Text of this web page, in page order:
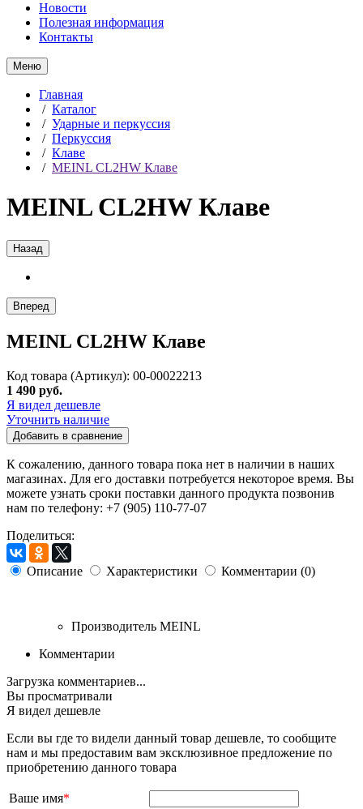
Новости
Полезная информация
Контакты
Меню
Главная
/ Каталог
/ Ударные и перкуссия
/ Перкуссия
/ Клаве
/ MEINL CL2HW Клаве
MEINL CL2HW Клаве
Назад
Вперед
MEINL CL2HW Клаве
Код товара (Артикул): 00-00022213
1 490 руб.
Я видел дешевле
Уточнить наличие
Добавить в сравнение
К сожалению, данного товара пока нет в наличии в наших
магазинах. Для его доставки потребуется некоторое время. Вы
можете узнать сроки поставки данного продукта позвонив
нам по телефону: +7 (905) 110-77-07
Поделиться:
Описание Характеристики Комментарии (0)
Производитель MEINL
Комментарии
Загрузка комментариев...
Вы просматривали
Я видел дешевле
Если вы где то видели данный товар дешевле, то сообщите
нам и мы предоставим вам эксклюзивное предложение по
приобретению данного товара
Ваше имя*